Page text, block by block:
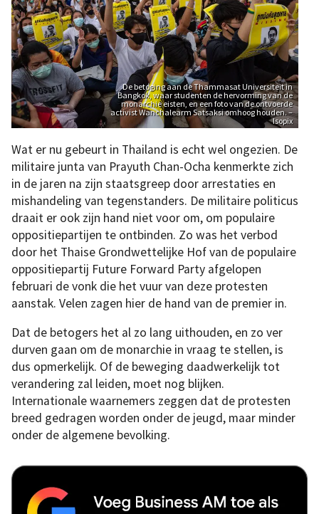
De betoging aan de Thammasat Universiteit in
Bangkok, waar studenten de hervorming van de
monarchie eisten, en een foto van de ontvoerde
activist Wanchalearm Satsaksi omhoog houden. –
Isopix
Wat er nu gebeurt in Thailand is echt wel ongezien. De
militaire junta van Prayuth Chan-Ocha kenmerkte zich
in de jaren na zijn staatsgreep door arrestaties en
mishandeling van tegenstanders. De militaire politicus
draait er ook zijn hand niet voor om, om populaire
oppositiepartijen te ontbinden. Zo was het verbod
door het Thaise Grondwettelijke Hof van de populaire
oppositiepartij Future Forward Party afgelopen
februari de vonk die het vuur van deze protesten
aanstak. Velen zagen hier de hand van de premier in.
Dat de betogers het al zo lang uithouden, en zo ver
durven gaan om de monarchie in vraag te stellen, is
dus opmerkelijk. Of de beweging daadwerkelijk tot
verandering zal leiden, moet nog blijken.
Internationale waarnemers zeggen dat de protesten
breed gedragen worden onder de jeugd, maar minder
onder de algemene bevolking.